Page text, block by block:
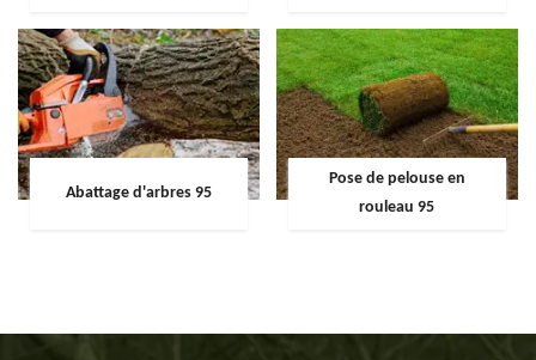
Abattage d'arbres 95
Pose de pelouse en
rouleau 95